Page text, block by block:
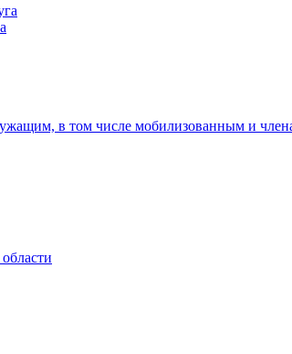
в том числе мобилизованным и